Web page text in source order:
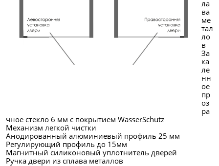
ла
ва
ме
тал
ло
в
За
ка
ле
нн
ое
пр
оз
ра
чное стекло 6 мм с покрытием WasserSchutz
Механизм легкой чистки
Анодированный алюминиевый профиль 25 мм
Регулирующий профиль до 15мм
Магнитный силиконовый уплотнитель дверей
Ручка двери из сплава металлов